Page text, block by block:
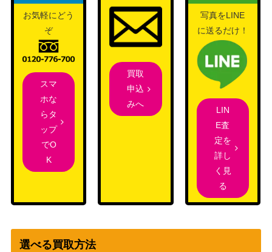
お気軽にどう
ぞ
スマ
ホな
らタ
ップ
でO
K
買取
申込
みへ
写真をLINE
に送るだけ！
LIN
E査
定を
詳し
く見
る
選べる買取方法